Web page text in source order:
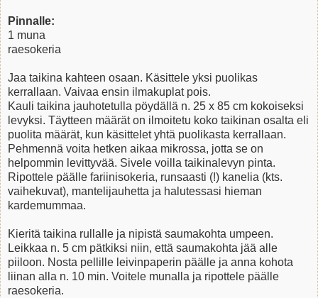
Pinnalle:
1 muna
raesokeria
Jaa taikina kahteen osaan. Käsittele yksi puolikas
kerrallaan. Vaivaa ensin ilmakuplat pois.
Kauli taikina jauhotetulla pöydällä n. 25 x 85 cm kokoiseksi
levyksi. Täytteen määrät on ilmoitetu koko taikinan osalta eli
puolita määrät, kun käsittelet yhtä puolikasta kerrallaan.
Pehmennä voita hetken aikaa mikrossa, jotta se on
helpommin levittyvää. Sivele voilla taikinalevyn pinta.
Ripottele päälle fariinisokeria, runsaasti (!) kanelia (kts.
vaihekuvat), mantelijauhetta ja halutessasi hieman
kardemummaa.
Kieritä taikina rullalle ja nipistä saumakohta umpeen.
Leikkaa n. 5 cm pätkiksi niin, että saumakohta jää alle
piiloon. Nosta pellille leivinpaperin päälle ja anna kohota
liinan alla n. 10 min. Voitele munalla ja ripottele päälle
raesokeria.